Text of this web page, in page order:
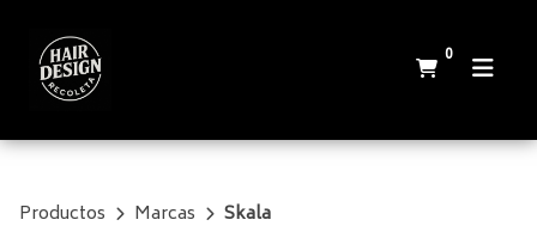
0
Productos Marcas Skala